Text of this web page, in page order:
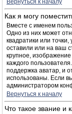
Вернуться к началу
Как я могу
Вместе с именем
Одно из них может
квадратики или
оставили или на ваш
крупное,
каждого
поддержка аватар, и
использованы. Если
администратором
Вернуться к началу
Что такое звание и